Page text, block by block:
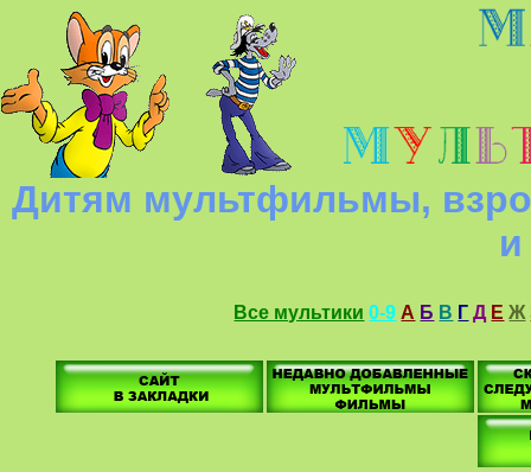
Дитям мультфильмы,
и
Все мультики 0-9 А Б В Г Д Е Ж